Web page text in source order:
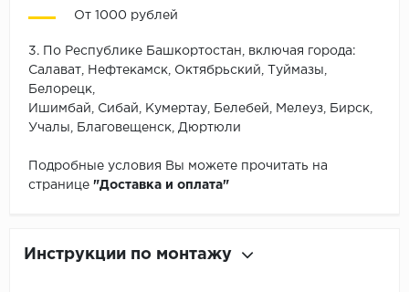
От 1000 рублей
3. По Республике Башкортостан, включая города:
Салават, Нефтекамск, Октябрьский, Туймазы,
Белорецк,
Ишимбай, Сибай, Кумертау, Белебей, Мелеуз, Бирск,
Учалы, Благовещенск, Дюртюли
Подробные условия Вы можете прочитать на
странице "Доставка и оплата"
Инструкции по монтажу